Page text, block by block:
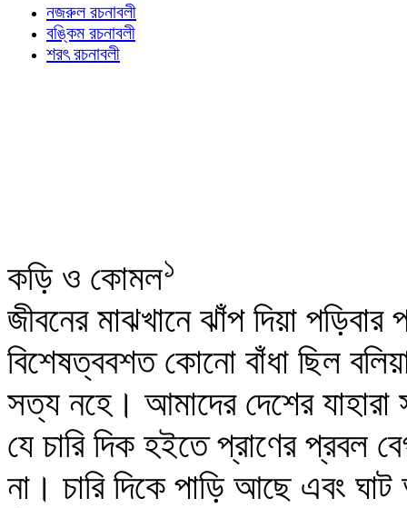
নজরুল রচনাবলী
বঙ্কিম রচনাবলী
শরৎ রচনাবলী
কড়ি ও কোমল১
জীবনের মাঝখানে ঝাঁপ দিয়া
বিশেষত্ববশত কোনো বাঁধা ছিল
সত্য নহে। আমাদের দেশের যাহারা
যে চারি দিক হইতে প্রাণের
না। চারি দিকে পাড়ি আছে এবং